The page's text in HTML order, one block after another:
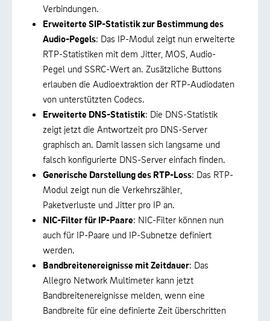
Verbindungen.
Erweiterte SIP-Statistik zur Bestimmung des
Audio-Pegels: Das IP-Modul zeigt nun erweiterte
RTP-Statistiken mit dem Jitter, MOS, Audio-
Pegel und SSRC-Wert an. Zusätzliche Buttons
erlauben die Audioextraktion der RTP-Audiodaten
von unterstützten Codecs.
Erweiterte DNS-Statistik: Die DNS-Statistik
zeigt jetzt die Antwortzeit pro DNS-Server
graphisch an. Damit lassen sich langsame und
falsch konfigurierte DNS-Server einfach finden.
Generische Darstellung des RTP-Loss: Das RTP-
Modul zeigt nun die Verkehrszähler,
Paketverluste und Jitter pro IP an.
NIC-Filter für IP-Paare: NIC-Filter können nun
auch für IP-Paare und IP-Subnetze definiert
werden.
Bandbreitenereignisse mit Zeitdauer: Das
Allegro Network Multimeter kann jetzt
Bandbreitenereignisse melden, wenn eine
Bandbreite für eine definierte Zeit überschritten